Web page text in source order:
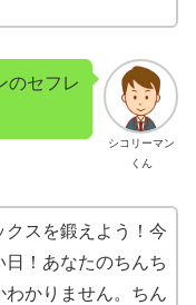
シコリーマン
くん
のセフレ
スを鍛えよう！今
日！あなたのちんち
わかりません。ちん